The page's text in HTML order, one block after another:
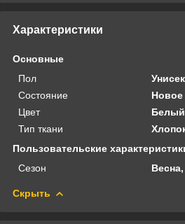
Характеристики
Основные
Пол
Состояние
Новое
Цвет
Белый
Тип ткани
Пользовательские
Сезон
Скрыть